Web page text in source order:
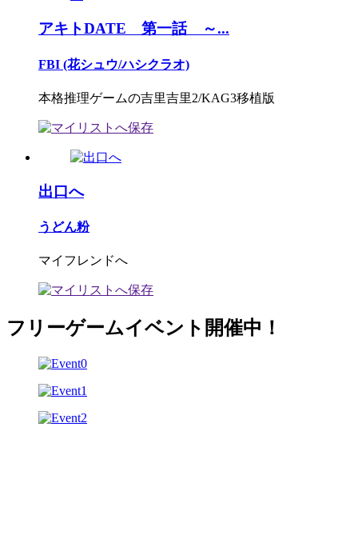
アキトDATE 第一話 ～...
FBI (花シュウ/ハシクラオ)
本格推理ゲームの吉里吉里2/KAG3移植版
出口へ
うどん粉
マイフレンドへ
フリーゲームイベント開催中！